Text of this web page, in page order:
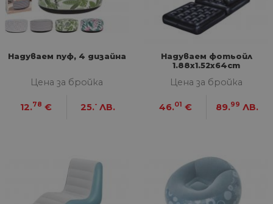
Надуваем пуф, 4 дизайна
Цена за бройка
12.78 € 25.- ЛВ.
Надуваем фотьойл
1.88x1.52x64cm
Цена за бройка
46.01 € 89.99 ЛВ.